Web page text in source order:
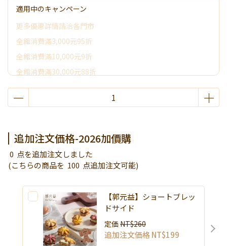
適用中のキャンペーン
更多優惠詳情請洽各門市
全館消費滿3,000元95折
全館消費滿10,000元9折
全館消費滿30,000元88折
全館消費滿50,000元享其它優惠
追加注文価格-2026加價購
0 点を追加注文しました
(こちらの商品を 100 点追加注文可能)
【郭元益】ショートブレッ
ドサイド
定価 NT$260
追加注文価格NT$199